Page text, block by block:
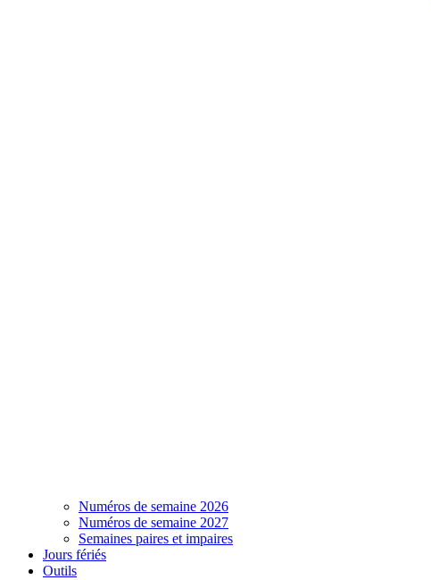
Numéros de semaine 2026
Numéros de semaine 2027
Semaines paires et impaires
Jours fériés
Outils